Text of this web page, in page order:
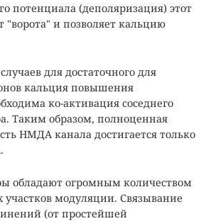
потенциала (деполяризация) этот
"ворота" и позволяет кальцию
для достаточного для
кальция повышения
ко-активация соседнего
Таким образом, полноценная
НМДА канала достигается только
обладают огромным количеством
модуляции. Связывание
(от простейшей